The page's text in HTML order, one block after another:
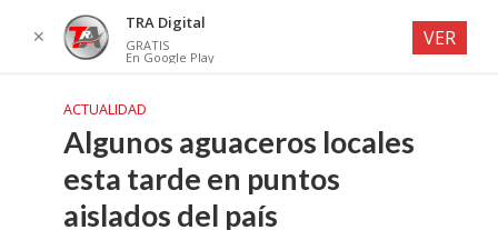
ACTUALIDAD
Algunos aguaceros locales
esta tarde en puntos
aislados del país
✕
TRA Digital
GRATIS
En Google Play
VER